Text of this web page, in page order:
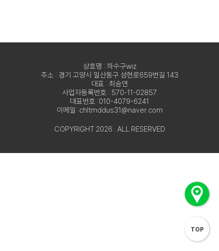
TOP
상호명 : 하수구wiz
주소 : 경기 고양시 일산동구 성현로659번길 143
대표 : 최승연
사업자등록번호 : 570-11-02857
대표번호 :010-4079-6241
이메일 :chltmddus31@naver.com
COPYRIGHT 2026 . ALL RESERVED